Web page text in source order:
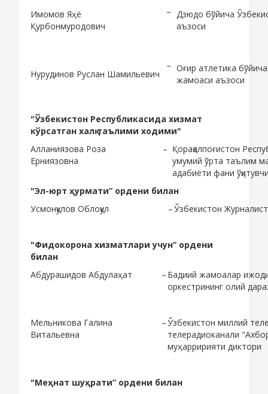
Имомов Яҳё
Қурбонмуродович
– Дзюдо бўйича
аъзоси
Нурудинов Руслан Шамильевич
– Оғир атлетика
жамоаси аъзоси
"Ўзбекистон Республикасида хизмат
кўрсатган халқ таълими ходими"
Алланиязова Роза
Ерниязовна
– Қорақалпоғистон
умумий ўрта таълим
адабиёти фани
"Эл-юрт ҳурмати” ордени билан
Усмонқулов Облоқул
–Ўзбекистон
"Фидокорона хизматлари учун” ордени
билан
Абдурашидов Абдулаҳат
– Бадиий жамоалар
оркестрининг олий
Мельникова Галина
Витальевна
–Ўзбекистон миллий
телерадиоканали
муҳарририяти диктори
"Меҳнат шуҳрати” ордени билан